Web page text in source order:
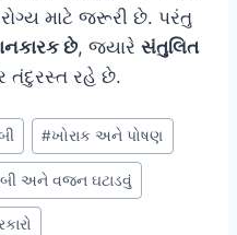
માટે જરૂરી છે. પરંતુ
છે, જ્યારે સંતુલિત
તંદુરસ્ત રહે છે.
#ખોરાક અને પોષણ
અને વજન ઘટાડવું